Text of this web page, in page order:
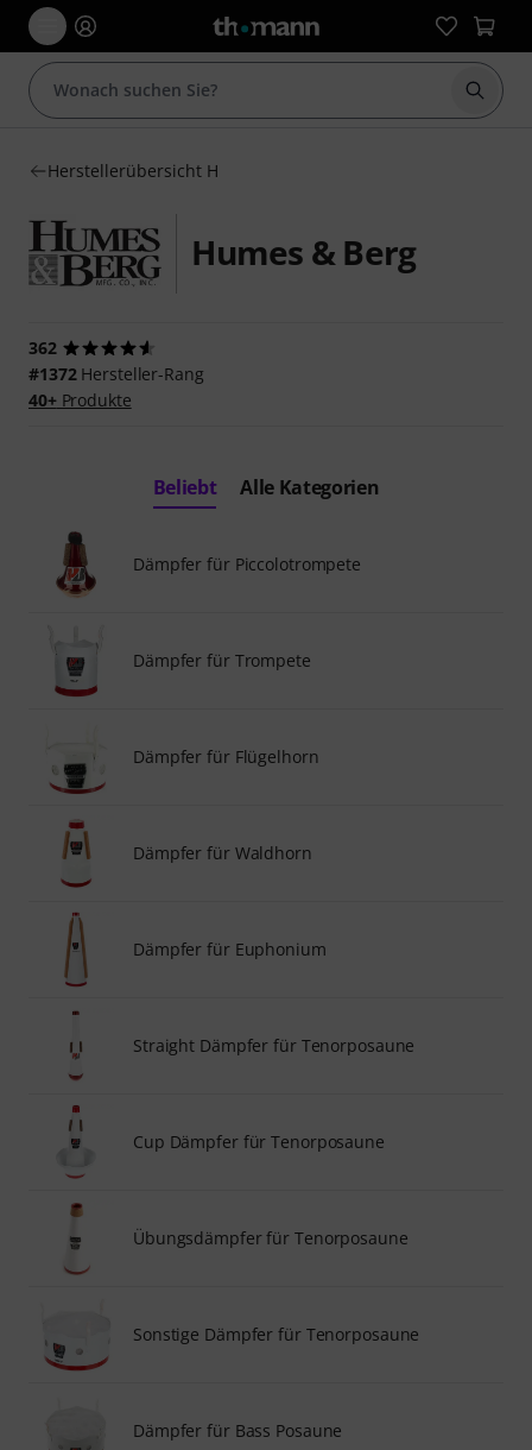
Suche
Herstellerübersicht H
Humes & Berg
362
#1372Hersteller-Rang
40+Produkte
Beliebt Alle Kategorien
Dämpfer für Piccolotrompete
Dämpfer für Trompete
Dämpfer für Flügelhorn
Dämpfer für Waldhorn
Dämpfer für Euphonium
Straight Dämpfer für Tenorposaune
Cup Dämpfer für Tenorposaune
Übungsdämpfer für Tenorposaune
Sonstige Dämpfer für Tenorposaune
Dämpfer für Bass Posaune